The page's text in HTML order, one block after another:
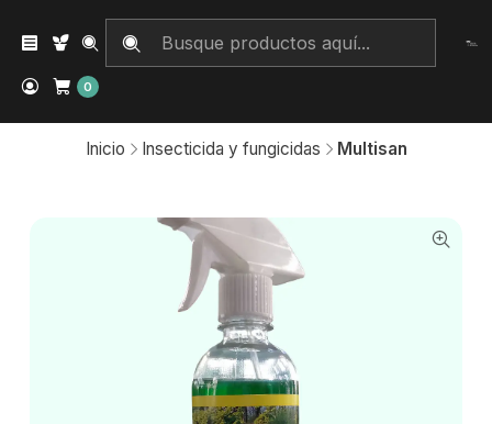
0
Inicio Insecticida y fungicidas Multisan